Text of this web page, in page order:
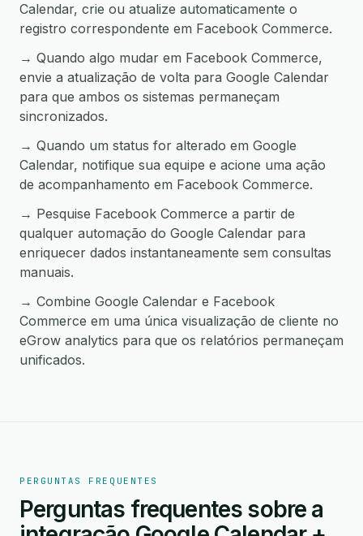
Calendar, crie ou atualize automaticamente o
registro correspondente em Facebook Commerce.
→ Quando algo mudar em Facebook Commerce,
envie a atualização de volta para Google Calendar
para que ambos os sistemas permaneçam
sincronizados.
→ Quando um status for alterado em Google
Calendar, notifique sua equipe e acione uma ação
de acompanhamento em Facebook Commerce.
→ Pesquise Facebook Commerce a partir de
qualquer automação do Google Calendar para
enriquecer dados instantaneamente sem consultas
manuais.
→ Combine Google Calendar e Facebook
Commerce em uma única visualização de cliente no
eGrow analytics para que os relatórios permaneçam
unificados.
PERGUNTAS FREQUENTES
Perguntas frequentes sobre a